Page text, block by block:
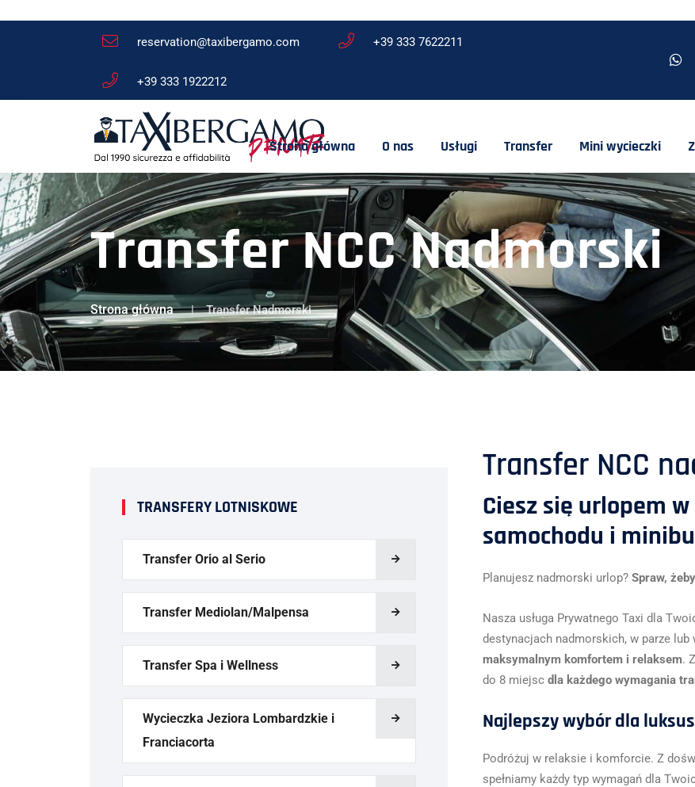
reservation@taxibergamo.com +39 333 7622211
+39 333 1922212
Strona główna O nas Usługi Transfer Mini wycieczki
Transfer NCC Nadmorski
Strona główna Transfer Nadmorski
TRANSFERY LOTNISKOWE
Transfer Orio al Serio
Transfer Mediolan/Malpensa
Transfer Spa i Wellness
Wycieczka Jeziora Lombardzkie i
Franciacorta
Transfer NCC
Ciesz się urlopem
samochodu i
Planujesz nadmorski urlop? Spraw,
Nasza usługa Prywatnego Taxi dla
destynacjach nadmorskich, w parze
maksymalnym komfortem i relaksem.
do 8 miejsc dla każdego wymagania
Najlepszy wybór dla
Podróżuj w relaksie i komforcie. Z
spełniamy każdy typ wymagań dla